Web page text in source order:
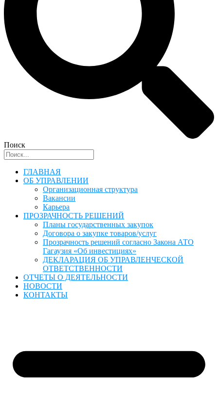
Поиск
ГЛАВНАЯ
ОБ УПРАВЛЕНИИ
Организационная структура
Вакансии
Карьера
ПРОЗРАЧНОСТЬ РЕШЕНИЙ
Планы государственных закупок
Договора о закупке товаров/услуг
Прозрачность решений согласно Закона АТО
Гагаузия «Об инвестициях»
ДЕКЛАРАЦИЯ ОБ УПРАВЛЕНЧЕСКОЙ
ОТВЕТСТВЕННОСТИ
ОТЧЕТЫ О ДЕЯТЕЛЬНОСТИ
НОВОСТИ
КОНТАКТЫ